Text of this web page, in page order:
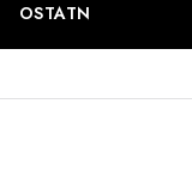
OSTATNÉ